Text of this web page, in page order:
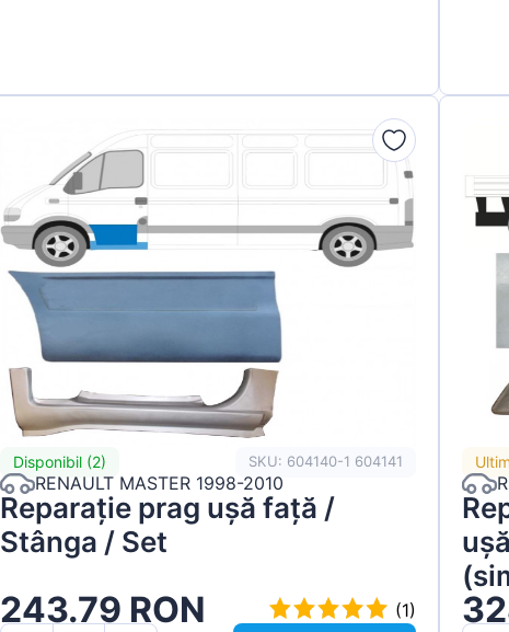
Disponibil (2) SKU: 604140-1 604141
RENAULT MASTER 1998-2010
Reparație prag ușă față /
Stânga / Set
243.79 RON
(1)